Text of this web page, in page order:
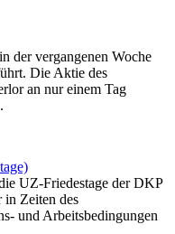
der vergangenen Woche
Die Aktie des
an nur einem Tag
UZ-Friedestage der DKP
in Zeiten des
und Arbeitsbedingungen